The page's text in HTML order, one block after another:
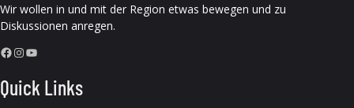
Wir wollen in und mit der Region etwas bewegen und zu
Diskussionen anregen.
Facebook InstagramYouTube
Quick Links